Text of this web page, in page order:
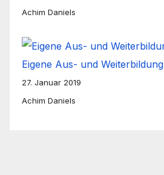
Achim Daniels
Eigene Aus- und Weiterbildung
27. Januar 2019
Achim Daniels